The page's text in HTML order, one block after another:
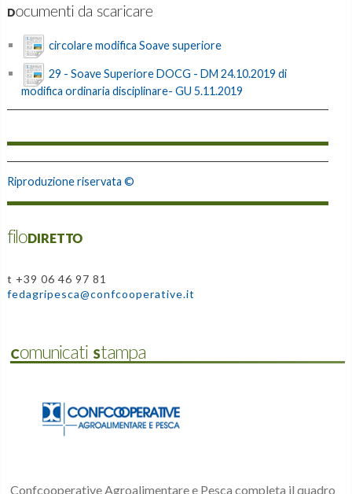
Documenti da scaricare
circolare modifica Soave superiore
29 - Soave Superiore DOCG - DM 24.10.2019 di
modifica ordinaria disciplinare- GU 5.11.2019
Riproduzione riservata ©
filoDIRETTO
t +39 06 46 97 81
fedagripesca@confcooperative.it
Comunicati Stampa
Confcooperative Agroalimentare e Pesca completa il quadro